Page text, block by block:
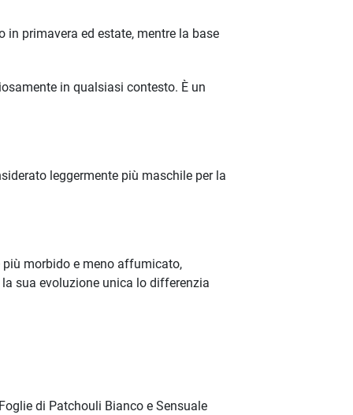
primavera ed estate, mentre la base
in qualsiasi contesto. È un
leggermente più maschile per la
morbido e meno affumicato,
sua evoluzione unica lo differenzia
di Patchouli Bianco e Sensuale